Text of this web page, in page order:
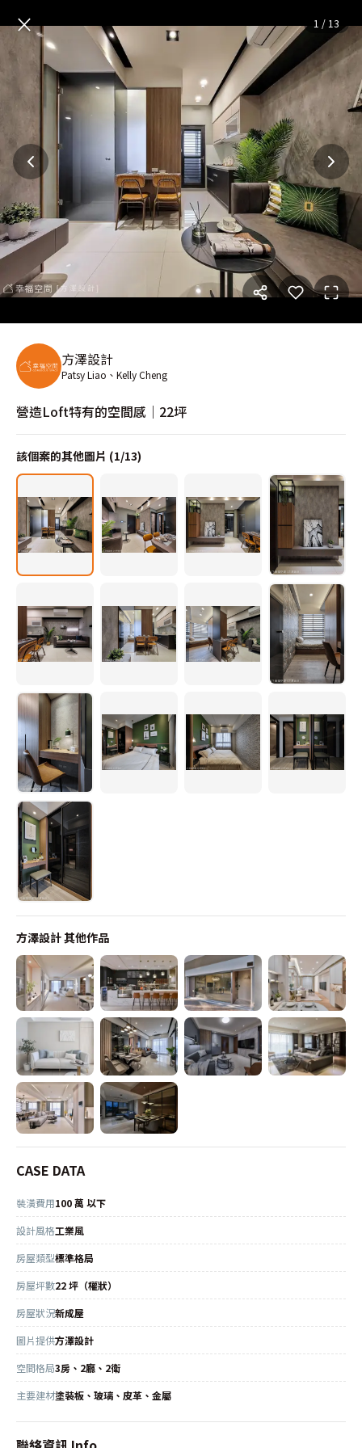
營造Loft特有的空間感｜22坪
× 1 / 13
方澤設計
Patsy Liao、Kelly Cheng
營造Loft特有的空間感｜22坪
該個案的其他圖片 (1/13)
方澤設計其他作品
CASE DATA
裝潢費用100 萬 以下
設計風格工業風
房屋類型標準格局
房屋坪數22 坪（權狀）
房屋狀況新成屋
圖片提供方澤設計
空間格局3房、2廳、2衛
主要建材塗裝板、玻璃、皮革、金屬